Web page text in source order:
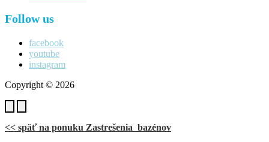
Follow us
facebook
youtube
instagram
Copyright © 2026
<< späť na ponuku Zastrešenia bazénov